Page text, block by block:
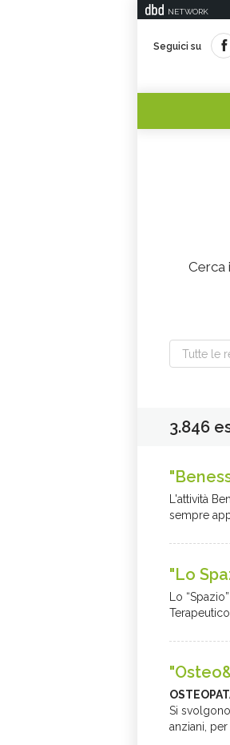
NETWORK
Seguici su
Cerca
Tutte le
3.846
L'attività
sempre
"Lo
Lo
Si
anziani, per